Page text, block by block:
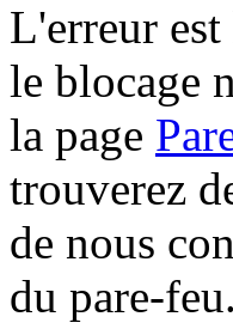
L'erreur
le blocage
la page
trouverez
de nous
du pare-feu.